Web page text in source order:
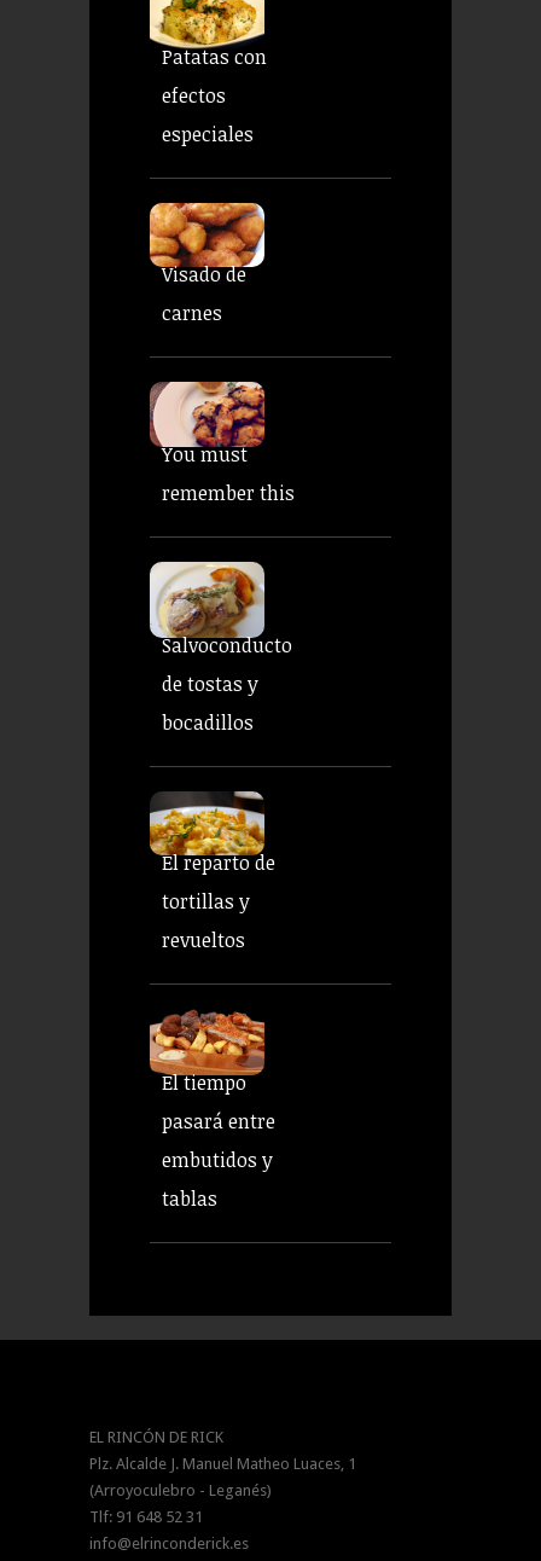
Patatas con
efectos
especiales
Visado de
carnes
You must
remember this
Salvoconducto
de tostas y
bocadillos
El reparto de
tortillas y
revueltos
El tiempo
pasará entre
embutidos y
tablas
EL RINCÓN DE RICK
Plz. Alcalde J. Manuel Matheo Luaces, 1
(Arroyoculebro - Leganés)
Tlf: 91 648 52 31
info@elrinconderick.es